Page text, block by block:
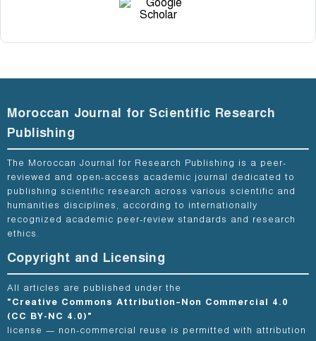
Moroccan Journal for Scientific Research
Publishing
The Moroccan Journal for Research Publishing is a peer-
reviewed and open-access academic journal dedicated to
publishing scientific research across various scientific and
humanities disciplines, according to internationally
recognized academic peer-review standards and research
ethics.
Copyright and Licensing
All articles are published under the
"Creative Commons Attribution–Non Commercial 4.0
(CC BY-NC 4.0)"
license — non-commercial reuse is permitted with attribution